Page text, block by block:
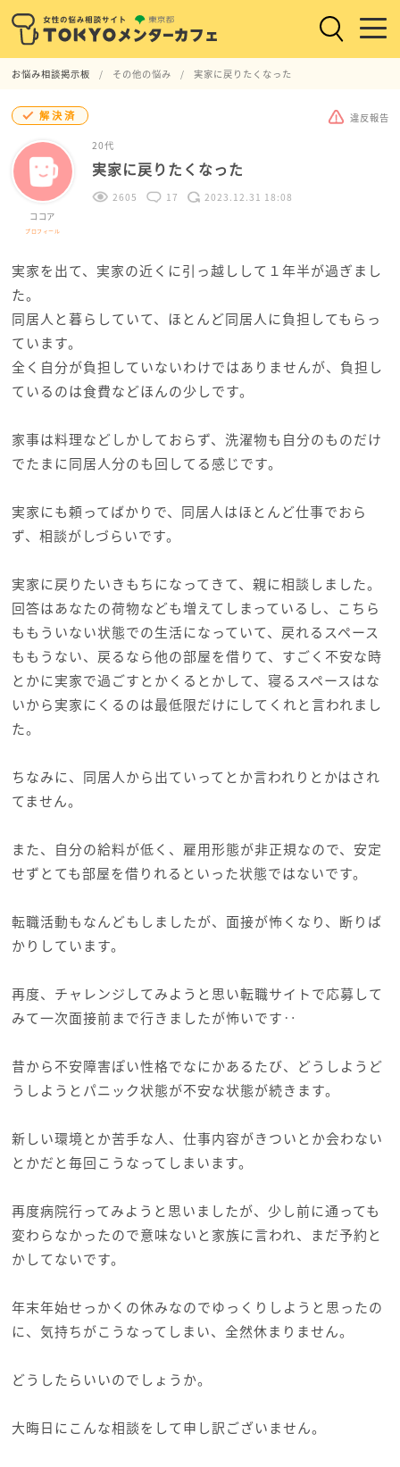
お悩み相談掲示板 その他の悩み 実家に戻りたくなった
解決済 違反報告
ココア
プロフィール
20代
実家に戻りたくなった
2605 17 2023.12.31 18:08
実家を出て、実家の近くに引っ越しして１年半が過ぎまし
た。
同居人と暮らしていて、ほとんど同居人に負担してもらっ
ています。
全く自分が負担していないわけではありませんが、負担し
ているのは食費などほんの少しです。
家事は料理などしかしておらず、洗濯物も自分のものだけ
でたまに同居人分のも回してる感じです。
実家にも頼ってばかりで、同居人はほとんど仕事でおら
ず、相談がしづらいです。
実家に戻りたいきもちになってきて、親に相談しました。
回答はあなたの荷物なども増えてしまっているし、こちら
ももういない状態での生活になっていて、戻れるスペース
ももうない、戻るなら他の部屋を借りて、すごく不安な時
とかに実家で過ごすとかくるとかして、寝るスペースはな
いから実家にくるのは最低限だけにしてくれと言われまし
た。
ちなみに、同居人から出ていってとか言われりとかはされ
てません。
また、自分の給料が低く、雇用形態が非正規なので、安定
せずとても部屋を借りれるといった状態ではないです。
転職活動もなんどもしましたが、面接が怖くなり、断りば
かりしています。
再度、チャレンジしてみようと思い転職サイトで応募して
みて一次面接前まで行きましたが怖いです‥
昔から不安障害ぽい性格でなにかあるたび、どうしようど
うしようとパニック状態が不安な状態が続きます。
新しい環境とか苦手な人、仕事内容がきついとか会わない
とかだと毎回こうなってしまいます。
再度病院行ってみようと思いましたが、少し前に通っても
変わらなかったので意味ないと家族に言われ、まだ予約と
かしてないです。
年末年始せっかくの休みなのでゆっくりしようと思ったの
に、気持ちがこうなってしまい、全然休まりません。
どうしたらいいのでしょうか。
大晦日にこんな相談をして申し訳ございません。